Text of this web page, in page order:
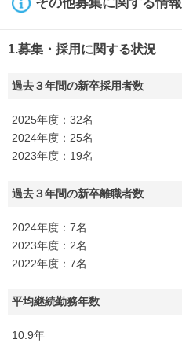
1.募集・採用に関する状況
過去３年間の新卒採用者数
2025年度：32名
2024年度：25名
2023年度：19名
過去３年間の新卒離職者数
2024年度：7名
2023年度：2名
2022年度：7名
平均継続勤務年数
10.9年